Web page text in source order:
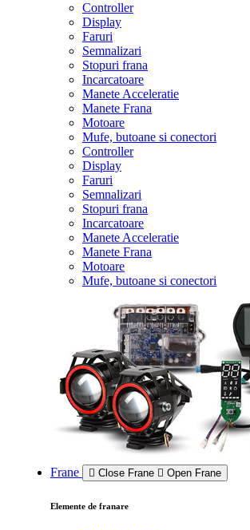
Controller
Display
Faruri
Semnalizari
Stopuri frana
Incarcatoare
Manete Acceleratie
Manete Frana
Motoare
Mufe, butoane si conectori
Controller
Display
Faruri
Semnalizari
Stopuri frana
Incarcatoare
Manete Acceleratie
Manete Frana
Motoare
Mufe, butoane si conectori
Frane Close Frane Open Frane
Elemente de franare